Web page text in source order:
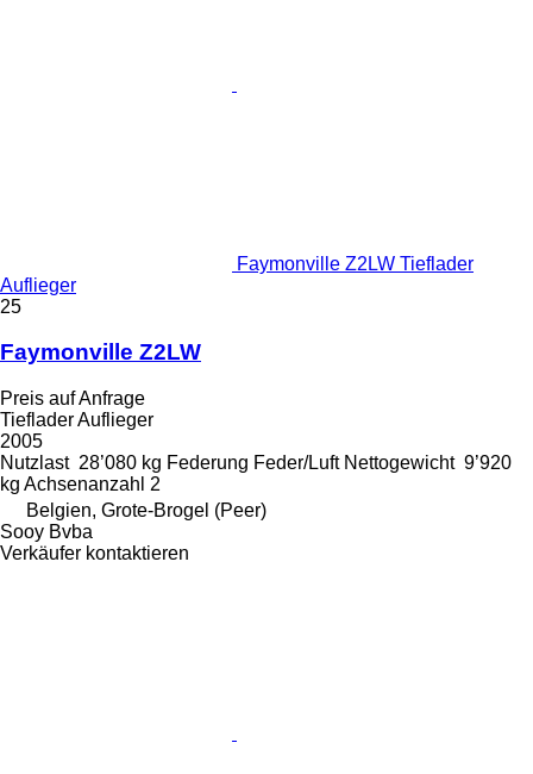
Faymonville Z2LW Tieflader
Auflieger
25
Faymonville Z2LW
Preis auf Anfrage
Tieflader Auflieger
2005
Nutzlast 28’080 kg Federung Feder/Luft Nettogewicht 9’920
kg Achsenanzahl 2
Belgien, Grote-Brogel (Peer)
Sooy Bvba
Verkäufer kontaktieren